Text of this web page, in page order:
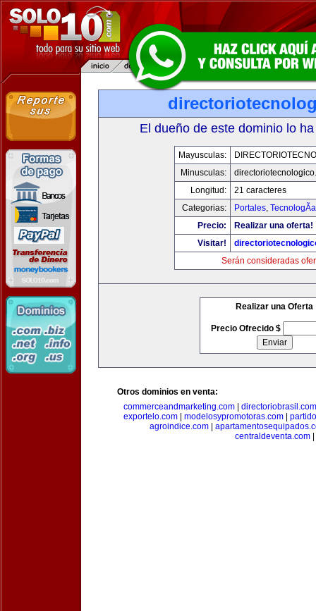
El dueño de este dominio lo
Mayusculas:
Minusculas:
Longitud:
21 caracteres
Categorias:
Portales, TecnologÃ­a
Precio:
Realizar una oferta!
Visitar!
Serán consideradas
Realizar una Oferta
Precio Ofrecido $
Otros dominios en venta:
commerceandmarketing.com| directoriobrasil.com
exportelo.com
modelosypromotoras.com
agroindice.com
centraldeventa.com|